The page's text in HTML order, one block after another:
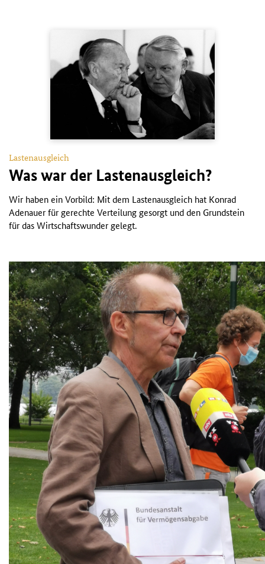
Lastenausgleich
Was war der Lastenausgleich?
Wir haben ein Vorbild: Mit dem Lastenausgleich hat Konrad
Adenauer für gerechte Verteilung gesorgt und den Grundstein
für das Wirtschaftswunder gelegt.